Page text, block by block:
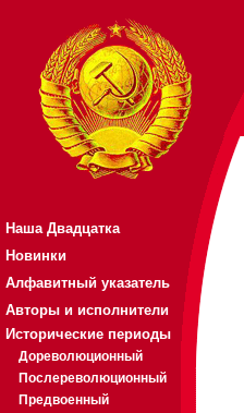
Наша Двадцатка
Новинки
Алфавитный указатель
Авторы и исполнители
Исторические периоды
Дореволюционный
Послереволюционный
Предвоенный